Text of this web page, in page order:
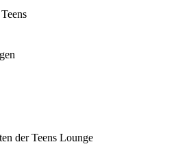
der Teens Lounge